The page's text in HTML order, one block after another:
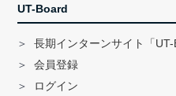
UT-Board
長期インターンサイト「
会員登録
ログイン